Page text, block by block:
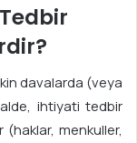
davalarda (veya
ihtiyati tedbir
(haklar, menkuller,